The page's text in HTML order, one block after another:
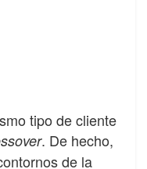
tipo de cliente
. De hecho,
de la